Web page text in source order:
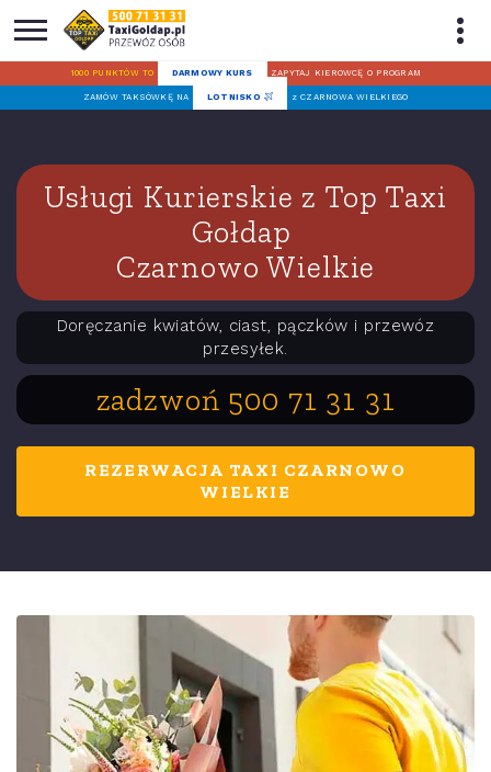
1000 PUNKTÓW TO DARMOWY KURS ZAPYTAJ KIEROWCĘ O PROGRAM
ZAMÓW TAKSÓWKĘ NA LOTNISKO z CZARNOWA WIELKIEGO
Usługi Kurierskie z Top Taxi
Gołdap
Czarnowo Wielkie
Doręczanie kwiatów, ciast, pączków i przewóz
przesyłek.
zadzwoń 500 71 31 31
REZERWACJA TAXI CZARNOWO
WIELKIE